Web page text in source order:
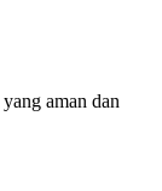
yang aman dan